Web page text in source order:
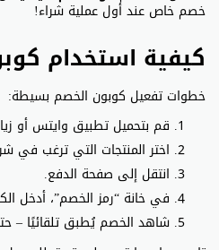
خصم خاص عند أول عملية شراء!
كيفية استخدام
خطوات تفعيل كوبون الخصم بسيطة:
قم بتحميل تطبيق وايتس أو
اختر المنتجات التي ترغب في
انتقل إلى صفحة الدفع.
في خانة “رمز الخصم”، أدخل
شاهد الخصم يُطبق تلقائيًا –